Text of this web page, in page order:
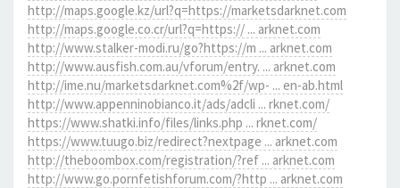
http://maps.google.kz/url?q=https://marketsdarknet.com
http://maps.google.co.cr/url?q=https:// ... arknet.com
http://www.stalker-modi.ru/go?https://m ... arknet.com
http://www.ausfish.com.au/vforum/entry. ... arknet.com
http://ime.nu/marketsdarknet.com%2f/wp- ... en-ab.html
http://www.appenninobianco.it/ads/adcli ... rknet.com/
https://www.shatki.info/files/links.php ... rknet.com/
https://www.tuugo.biz/redirect?nextpage ... arknet.com
http://theboombox.com/registration/?ref ... arknet.com
http://www.go.pornfetishforum.com/?http ... arknet.com